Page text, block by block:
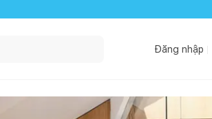
Đăng nhập